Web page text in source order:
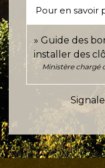
Pour en savoir
Guide des
installer des
Ministère chargé